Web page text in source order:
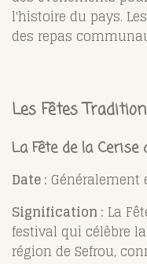
l'histoire du pays.
des repas
Les Fêtes
La Fête de la Cerise
Date : Généralement
Signification : La
festival qui célèbre
région de Sefrou,